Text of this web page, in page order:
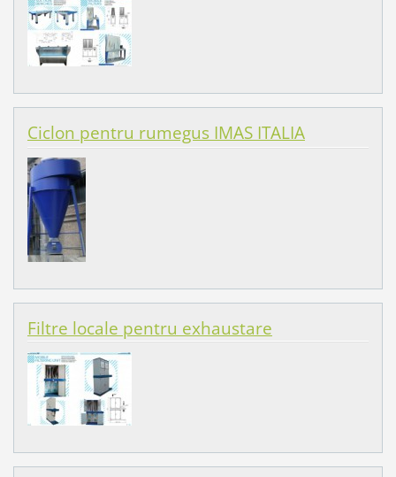
Ciclon pentru rumegus IMAS ITALIA
Filtre locale pentru exhaustare